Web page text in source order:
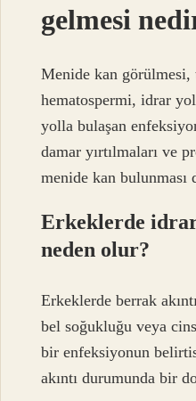
gelmesi
Menide kan görülmesi,
hematospermi, idrar
yolla bulaşan
damar yırtılmaları ve
menide kan bulunması
Erkeklerde idrar
neden olur?
Erkeklerde berrak
bel soğukluğu veya
bir enfeksiyonun
akıntı durumunda bir